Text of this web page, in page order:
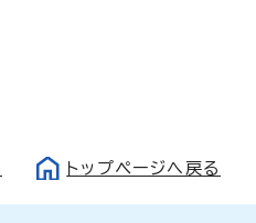
トップページへ戻る